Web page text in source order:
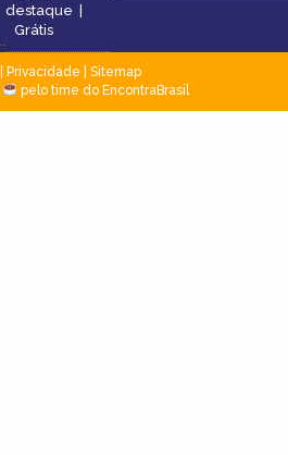
destaque |
Grátis
Privacidade
Sitemap
pelo time do EncontraBrasil